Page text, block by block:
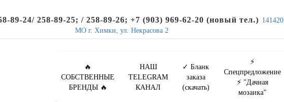
89-24/ 258-89-25; / 258-89-26; +7 (903) 969-62-20 (новый тел.) 141420,
МО г. Химки, ул. Некрасова 2
🔥
СОБСТВЕННЫЕ
БРЕНДЫ 🔥
НАШ
TELEGRAM
КАНАЛ
✓ Бланк
заказа
(скачать)
⚡
Спецпредложение
⚡ "Дачная
мозаика"